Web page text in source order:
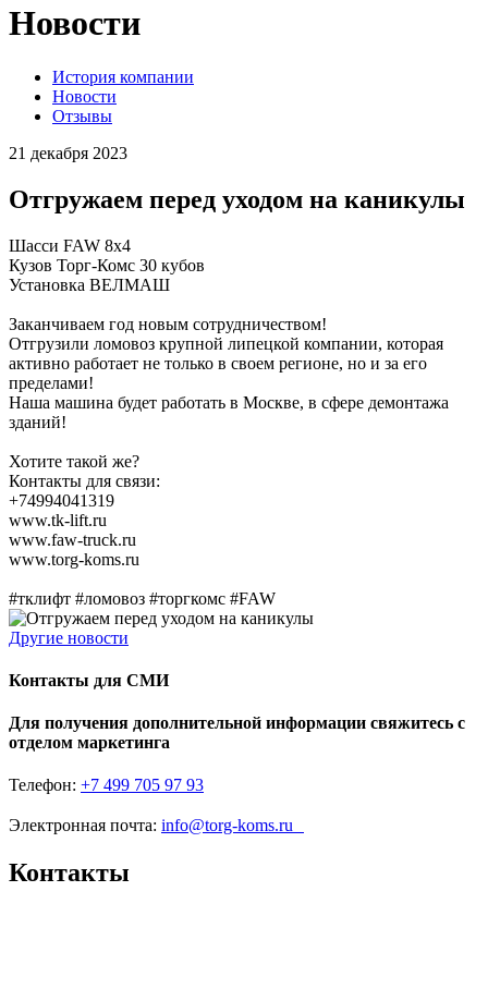
Новости
История компании
Новости
Отзывы
21 декабря 2023
Отгружаем перед уходом на каникулы
Шасси FAW 8x4
Кузов Торг-Комс 30 кубов
Установка ВЕЛМАШ
Заканчиваем год новым сотрудничеством!
Отгрузили ломовоз крупной липецкой компании, которая
активно работает не только в своем регионе, но и за его
пределами!
Наша машина будет работать в Москве, в сфере демонтажа
зданий!
Хотите такой же?
Контакты для связи:
+74994041319
www.tk-lift.ru
www.faw-truck.ru
www.torg-koms.ru
#тклифт #ломовоз #торгкомс #FAW
Другие новости
Контакты для СМИ
Для получения дополнительной информации свяжитесь с
отделом маркетинга
Телефон: +7 499 705 97 93
Электронная почта: info@torg-koms.ru
Контакты